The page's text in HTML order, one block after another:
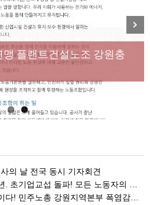
음, HL만도가 책임져라 : 청
저한 진상규명과 재발방지
플랜트건설노조 강원충
Next
의 날 전국 동시 기자회견
모든 노동자의 노동기본권 쟁취! 민주노총 7.15 총파업대회
노총 강원지역본부 폭염감시단 선포 기자회견